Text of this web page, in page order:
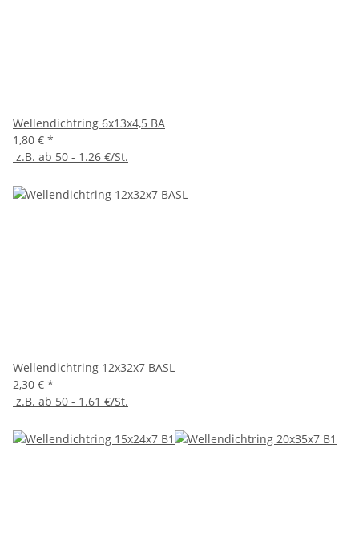
Wellendichtring 6x13x4,5 BA
1,80 € *
z.B. ab 50 - 1.26 €/St.
Wellendichtring 12x32x7 BASL
2,30 € *
z.B. ab 50 - 1.61 €/St.